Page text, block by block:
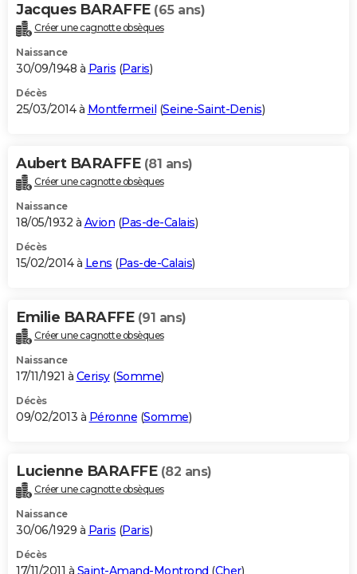
Jacques BARAFFE (65 ans)
Créer une cagnotte obsèques
Naissance
30/09/1948 à Paris (Paris)
Décès
25/03/2014 à Montfermeil (Seine-Saint-Denis)
Aubert BARAFFE (81 ans)
Créer une cagnotte obsèques
Naissance
18/05/1932 à Avion (Pas-de-Calais)
Décès
15/02/2014 à Lens (Pas-de-Calais)
Emilie BARAFFE (91 ans)
Créer une cagnotte obsèques
Naissance
17/11/1921 à Cerisy(Somme)
Décès
09/02/2013 à Péronne (Somme)
Lucienne BARAFFE (82 ans)
Créer une cagnotte obsèques
Naissance
30/06/1929 à Paris (Paris)
Décès
17/11/2011 à Saint-Amand-Montrond (Cher)